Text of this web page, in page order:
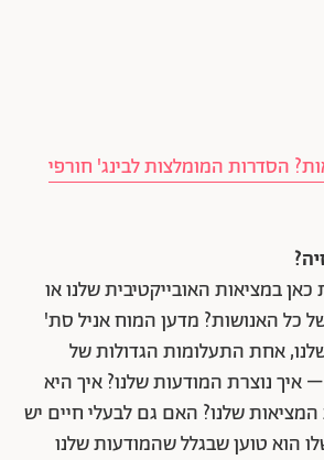
הסדרות המומלצות לבינג' חורפי
במציאות האובייקטיבית שלנו או
כל האנושות? מדען המוח אניל סת'
אחת התעלומות הגדולות של
איך נוצרת המודעות שלנו? איך היא
שלנו? האם גם לבעלי חיים יש
הוא טוען שבגלל שהמודעות שלנו